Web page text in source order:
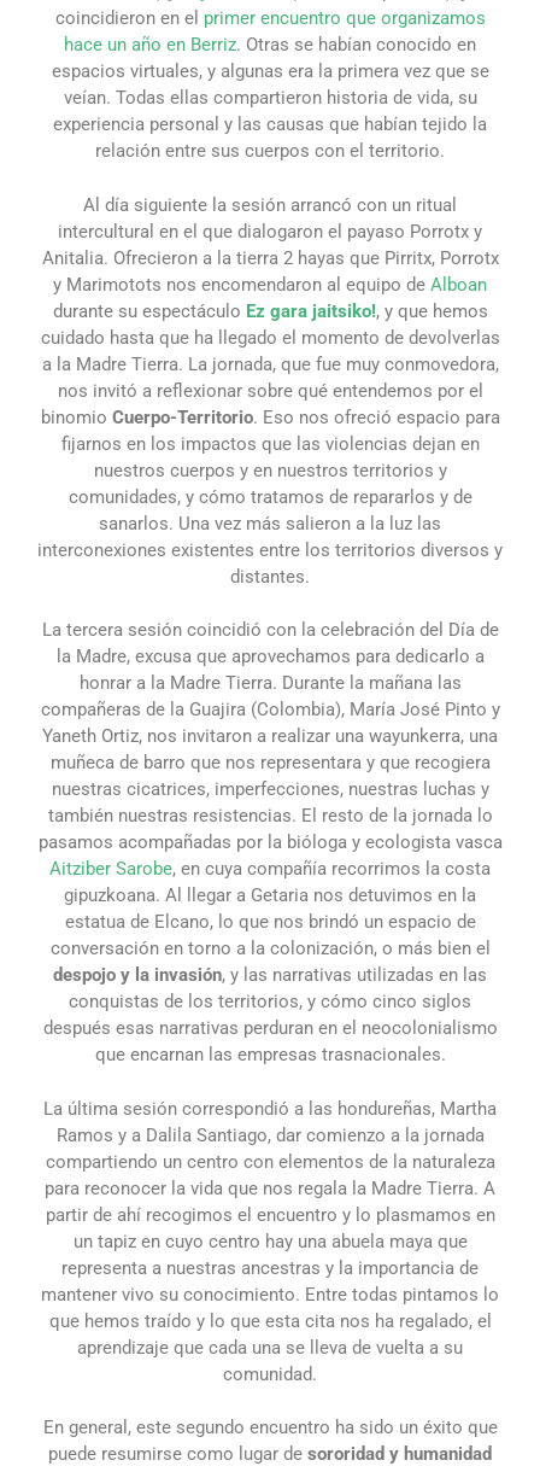
coincidieron en el primer encuentro que organizamos
hace un año en Berriz. Otras se habían conocido en
espacios virtuales, y algunas era la primera vez que se
veían. Todas ellas compartieron historia de vida, su
experiencia personal y las causas que habían tejido la
relación entre sus cuerpos con el territorio.
Al día siguiente la sesión arrancó con un ritual
intercultural en el que dialogaron el payaso Porrotx y
Anitalia. Ofrecieron a la tierra 2 hayas que Pirritx, Porrotx
y Marimotots nos encomendaron al equipo de Alboan
durante su espectáculo Ez gara jaitsiko!, y que hemos
cuidado hasta que ha llegado el momento de devolverlas
a la Madre Tierra. La jornada, que fue muy conmovedora,
nos invitó a reflexionar sobre qué entendemos por el
binomio Cuerpo-Territorio. Eso nos ofreció espacio para
fijarnos en los impactos que las violencias dejan en
nuestros cuerpos y en nuestros territorios y
comunidades, y cómo tratamos de repararlos y de
sanarlos. Una vez más salieron a la luz las
interconexiones existentes entre los territorios diversos y
distantes.
La tercera sesión coincidió con la celebración del Día de
la Madre, excusa que aprovechamos para dedicarlo a
honrar a la Madre Tierra. Durante la mañana las
compañeras de la Guajira (Colombia), María José Pinto y
Yaneth Ortiz, nos invitaron a realizar una wayunkerra, una
muñeca de barro que nos representara y que recogiera
nuestras cicatrices, imperfecciones, nuestras luchas y
también nuestras resistencias. El resto de la jornada lo
pasamos acompañadas por la bióloga y ecologista vasca
Aitziber Sarobe, en cuya compañía recorrimos la costa
gipuzkoana. Al llegar a Getaria nos detuvimos en la
estatua de Elcano, lo que nos brindó un espacio de
conversación en torno a la colonización, o más bien el
despojo y la invasión, y las narrativas utilizadas en las
conquistas de los territorios, y cómo cinco siglos
después esas narrativas perduran en el neocolonialismo
que encarnan las empresas trasnacionales.
La última sesión correspondió a las hondureñas, Martha
Ramos y a Dalila Santiago, dar comienzo a la jornada
compartiendo un centro con elementos de la naturaleza
para reconocer la vida que nos regala la Madre Tierra. A
partir de ahí recogimos el encuentro y lo plasmamos en
un tapiz en cuyo centro hay una abuela maya que
representa a nuestras ancestras y la importancia de
mantener vivo su conocimiento. Entre todas pintamos lo
que hemos traído y lo que esta cita nos ha regalado, el
aprendizaje que cada una se lleva de vuelta a su
comunidad.
En general, este segundo encuentro ha sido un éxito que
puede resumirse como lugar de sororidad y humanidad